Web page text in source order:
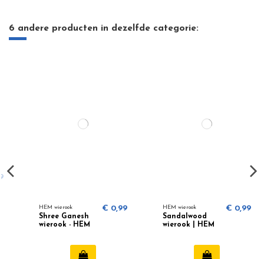
6 andere producten in dezelfde categorie:
HEM wierook
Shree Ganesh
wierook - HEM
€ 0,99 HEM wierook
Sandalwood
wierook | HEM
€ 0,99